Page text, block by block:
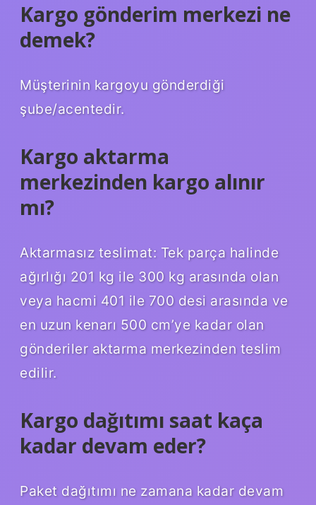
Kargo gönderim merkezi ne
demek?
Müşterinin kargoyu gönderdiği
şube/acentedir.
Kargo aktarma
merkezinden kargo alınır
mı?
Aktarmasız teslimat: Tek parça halinde
ağırlığı 201 kg ile 300 kg arasında olan
veya hacmi 401 ile 700 desi arasında ve
en uzun kenarı 500 cm’ye kadar olan
gönderiler aktarma merkezinden teslim
edilir.
Kargo dağıtımı saat kaça
kadar devam eder?
Paket dağıtımı ne zamana kadar devam